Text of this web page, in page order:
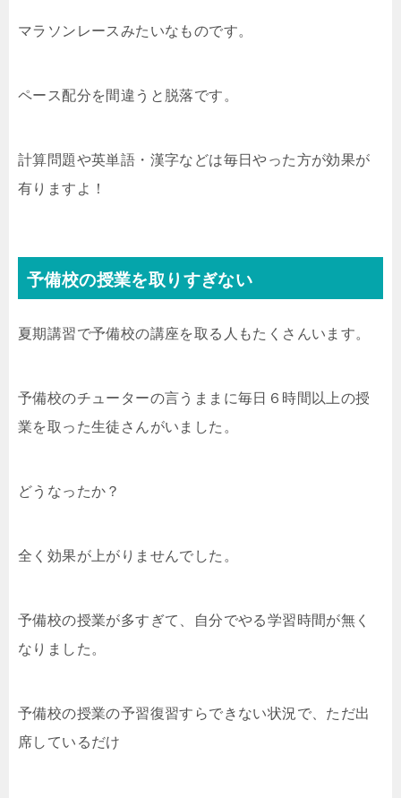
マラソンレースみたいなものです。
ペース配分を間違うと脱落です。
計算問題や英単語・漢字などは毎日やった方が効果が
有りますよ！
予備校の授業を取りすぎない
夏期講習で予備校の講座を取る人もたくさんいます。
予備校のチューターの言うままに毎日６時間以上の授
業を取った生徒さんがいました。
どうなったか？
全く効果が上がりませんでした。
予備校の授業が多すぎて、自分でやる学習時間が無く
なりました。
予備校の授業の予習復習すらできない状況で、ただ出
席しているだけ